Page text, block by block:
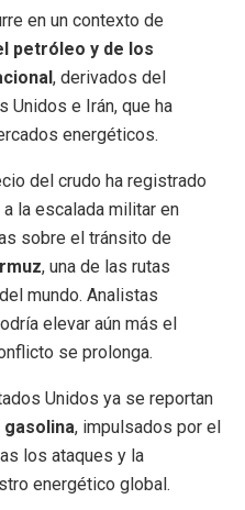
en un contexto de
petróleo y de los
, derivados del
Unidos e Irán, que ha
energéticos.
del crudo ha registrado
la escalada militar en
sobre el tránsito de
, una de las rutas
mundo. Analistas
elevar aún más el
se prolonga.
Unidos ya se reportan
gasolina, impulsados por el
los ataques y la
energético global.